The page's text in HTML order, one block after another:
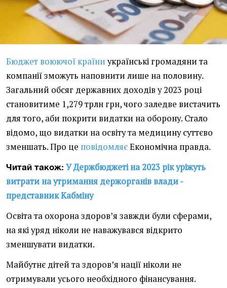
Бюджет воюючої країниукраїнські громадяни та
компанії зможуть наповнити лише на половину.
Загальний обсяг державних доходів у 2023 році
становитиме 1,279 трлн грн, чого заледве вистачить
для того, аби покрити видатки на оборону. Стало
відомо, що видатки на освіту та медицину суттєво
зменшать. Про це повідомляєЕкономічна правда.
Читай також: У Держбюджеті на 2023 рік уріжуть
витрати на утримання держорганів влади -
представник Кабміну
Освіта та охорона здоров’я завжди були сферами,
на які уряд ніколи не наважувався відкрито
зменшувати видатки.
Майбутнє дітей та здоров’я нації ніколи не
отримували усього необхідного фінансування.